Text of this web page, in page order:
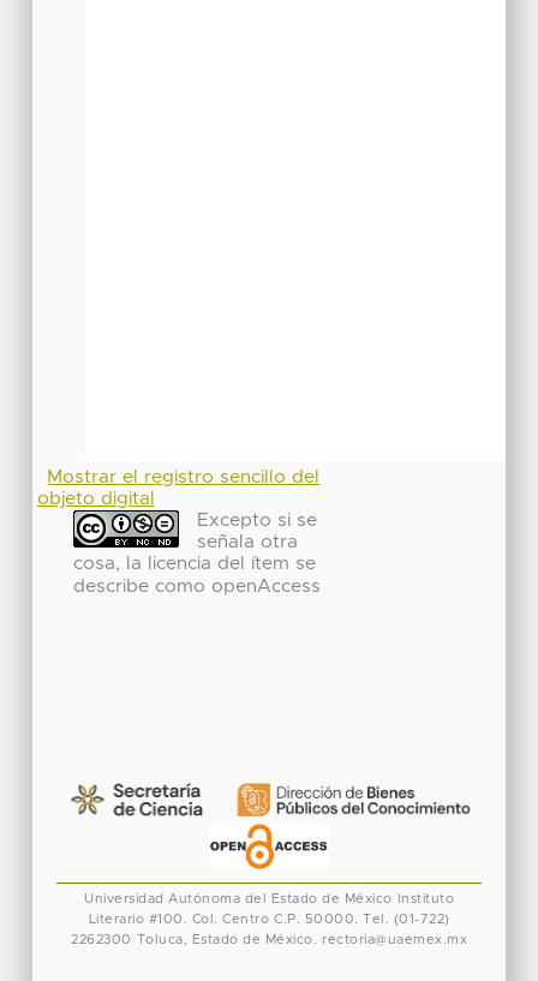
Mostrar el registro sencillo del
objeto digital
Excepto si se
señala otra
cosa, la licencia del ítem se
describe como openAccess
Universidad Autónoma del Estado de México
Instituto
Literario #100. Col. Centro C.P. 50000. Tel. (01-722)
2262300 Toluca, Estado de México. rectoria@uaemex.mx